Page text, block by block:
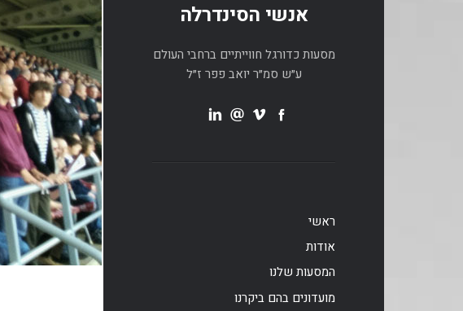
אנשי הסינדרלה
מסעות כדורגל חווייתיים ברחבי העולם
ע״ש סמ״ר יואב פפר ז״ל
ראשי
אודות
המסעות שלנו
מועדונים בהם ביקרנו